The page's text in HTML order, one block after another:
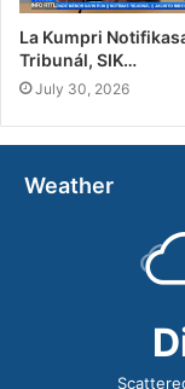
La Kumpri
Tribunál, SIK…
July 30, 2026
Weather